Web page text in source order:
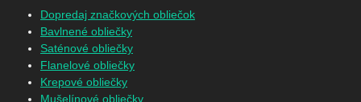
Dopredaj značkových obliečok
Bavlnené obliečky
Saténové obliečky
Flanelové obliečky
Krepové obliečky
Mušelínové obliečky